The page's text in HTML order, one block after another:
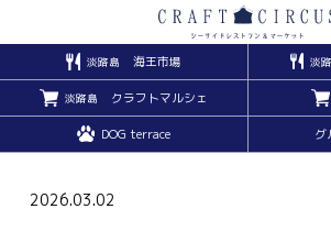
淡路島 海王市場 淡
淡路島 クラフトマルシェ
DOG terrace グ
2026.03.02